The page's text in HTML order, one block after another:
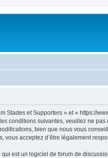
et Supporters » et « https://
conditions suivantes, veuillez ne
bien que nous vous
acceptez d’être légalement
est un logiciel de forum de